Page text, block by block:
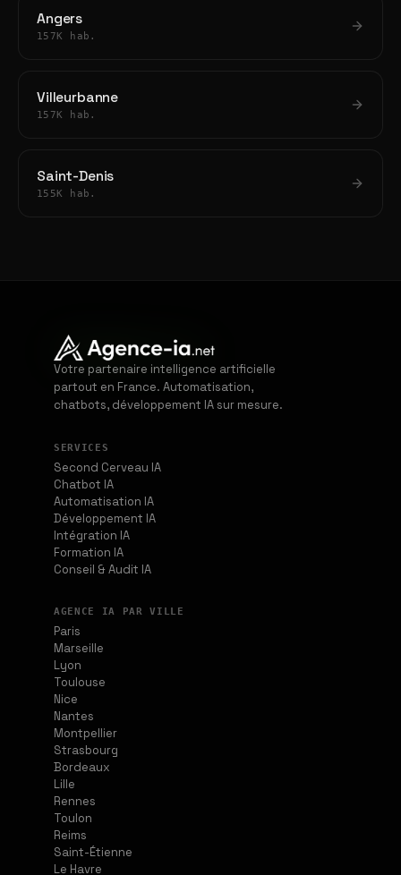
Angers
157K hab.
Villeurbanne
157K hab.
Saint-Denis
155K hab.
Votre partenaire intelligence artificielle
partout en France. Automatisation,
chatbots, développement IA sur mesure.
SERVICES
Second Cerveau IA
Chatbot IA
Automatisation IA
Développement IA
Intégration IA
Formation IA
Conseil & Audit IA
AGENCE IA PAR VILLE
Paris
Marseille
Lyon
Toulouse
Nice
Nantes
Montpellier
Strasbourg
Bordeaux
Lille
Rennes
Toulon
Reims
Saint-Étienne
Le Havre